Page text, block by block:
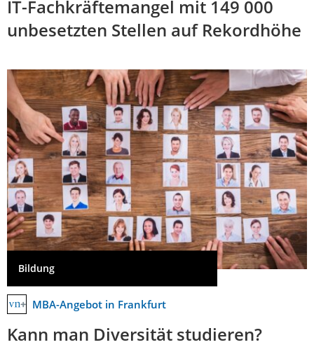
IT-Fachkräftemangel mit 149 000
unbesetzten Stellen auf Rekordhöhe
Bildung
MBA-Angebot in Frankfurt
Kann man Diversität studieren?